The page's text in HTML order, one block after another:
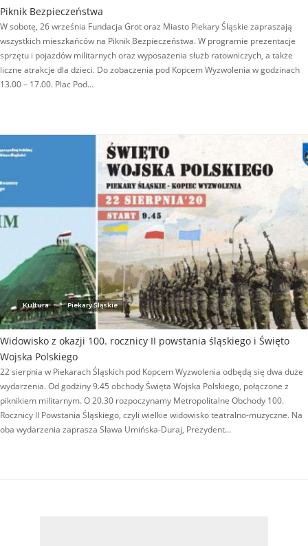
Piknik Bezpieczeństwa
W sobotę, 26 września Fundacja Grot oraz Miasto Piekary Śląskie zapraszają
wszystkich mieszkańców na Piknik Bezpieczeństwa. W programie prezentacje
sprzętu i pojazdów militarnych oraz wyposażenia służb ratowniczych, a także
liczne atrakcje dla dzieci. Do zobaczenia pod Kopcem Wyzwolenia w godzinach
13.00 – 17.00. Plac Pod…
Kultura Piekary Śląskie
Widowisko z okazji 100. rocznicy II powstania śląskiego i Święto
Wojska Polskiego
22 sierpnia w Piekarach Śląskich pod Kopcem Wyzwolenia odbędą się dwa duże
wydarzenia. Od godziny 9.45 obchody Święta Wojska Polskiego, połączone z
piknikiem militarnym. O 20.30 rozpoczynamy Metropolitalne Obchody 100.
Rocznicy II Powstania Śląskiego, czyli wielkie widowisko teatralno-muzyczne. Na
oba wydarzenia zaprasza Sława Umińska-Duraj, Prezydent…